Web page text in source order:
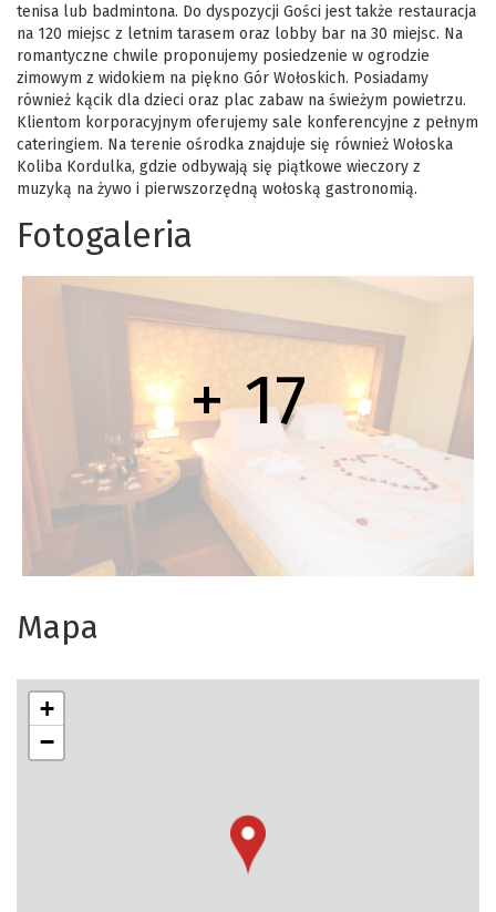
tenisa lub badmintona. Do dyspozycji Gości jest także restauracja
na 120 miejsc z letnim tarasem oraz lobby bar na 30 miejsc. Na
romantyczne chwile proponujemy posiedzenie w ogrodzie
zimowym z widokiem na piękno Gór Wołoskich. Posiadamy
również kącik dla dzieci oraz plac zabaw na świeżym powietrzu.
Klientom korporacyjnym oferujemy sale konferencyjne z pełnym
cateringiem. Na terenie ośrodka znajduje się również Wołoska
Koliba Kordulka, gdzie odbywają się piątkowe wieczory z
muzyką na żywo i pierwszorzędną wołoską gastronomią.
Fotogaleria
+ 17
Mapa
+
−